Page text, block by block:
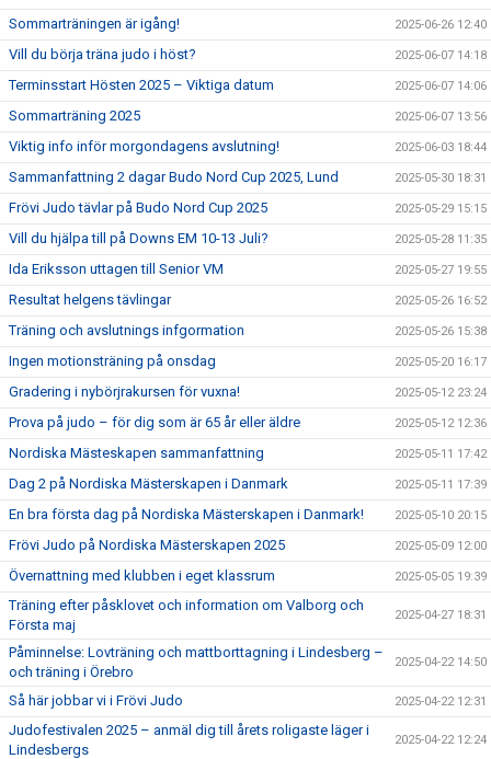
Sommarträningen är igång! 2025-06-26 12:40
Vill du börja träna judo i höst? 2025-06-07 14:18
Terminsstart Hösten 2025 – Viktiga datum 2025-06-07 14:06
Sommarträning 2025 2025-06-07 13:56
Viktig info inför morgondagens avslutning! 2025-06-03 18:44
Sammanfattning 2 dagar Budo Nord Cup 2025, Lund 2025-05-30 18:31
Frövi Judo tävlar på Budo Nord Cup 2025 2025-05-29 15:15
Vill du hjälpa till på Downs EM 10-13 Juli? 2025-05-28 11:35
Ida Eriksson uttagen till Senior VM 2025-05-27 19:55
Resultat helgens tävlingar 2025-05-26 16:52
Träning och avslutnings infgormation 2025-05-26 15:38
Ingen motionsträning på onsdag 2025-05-20 16:17
Gradering i nybörjrakursen för vuxna! 2025-05-12 23:24
Prova på judo – för dig som är 65 år eller äldre 2025-05-12 12:36
Nordiska Mästeskapen sammanfattning 2025-05-11 17:42
Dag 2 på Nordiska Mästerskapen i Danmark 2025-05-11 17:39
En bra första dag på Nordiska Mästerskapen i Danmark! 2025-05-10 20:15
Frövi Judo på Nordiska Mästerskapen 2025 2025-05-09 12:00
Övernattning med klubben i eget klassrum 2025-05-05 19:39
Träning efter påsklovet och information om Valborg och
Första maj
2025-04-27 18:31
Påminnelse: Lovträning och mattborttagning i Lindesberg –
och träning i Örebro
2025-04-22 14:50
Så här jobbar vi i Frövi Judo 2025-04-22 12:31
Judofestivalen 2025 – anmäl dig till årets roligaste läger i
Lindesbergs
2025-04-22 12:24